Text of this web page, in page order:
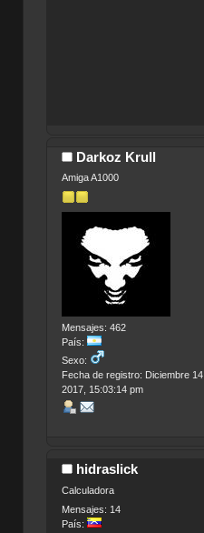
Darkoz Krull
Amiga A1000
Mensajes: 462
País:
Sexo:
Fecha de registro: Diciembre 14,
2017, 15:03:14 pm
hidraslick
Calculadora
Mensajes: 14
País: